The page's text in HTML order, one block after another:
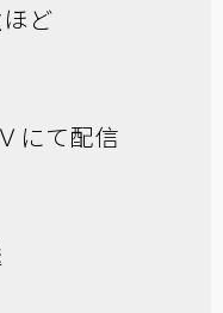
ど
にて配信